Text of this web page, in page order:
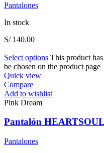
Pantalones
In stock
S/140.00
Select options This product
be chosen on the product page
Quick view
Compare
Add to wishlist
Pink Dream
Pantalón
Pantalones